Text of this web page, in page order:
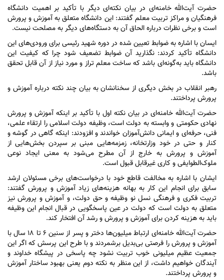
حضرت آیت‌الله خامنه‌ای در بیان نکته‌ای دیگر با تأکید بر اهمیت دانشگاه
فرهنگیان و مراکز تربیت معلم گفتند: این دانشگاه متعلق به آموزش و پرورش
است و برخی نظرات درباره الحاق آن به دستگاه‌های دیگر به مصلحت نیست.
ایسان با اشاره به ضوابط تعیین شده در دوره شهید رئیسی برای ورودی‌های این
دانشگاه تأکید کردند: نگذارید آن ضوابط تضعیف شود چرا که کیفیت این
دانشگاه باید به‌گونه‌ای باشد که ساخت معلم تراز و مورد نیاز از آن قابل تحقق
باشد.
رهبر انقلاب در بخش دیگری از سخنانشان به بیان چند نکته درباره آموزش و
پرورش پرداختند.
حضرت آیت‌الله خامنه‌ای در بیان نکته اول با تأکید بر اینکه آموزش و پرورش
نهادی حکومتی و وابسته به دولت است، وظیفه دولت اسلامی را ارتقاء علمی،
فنی، حرفه‌ای و ایمانی دانش‌آموزان خواندند و افزودند: اینکه گاهی در گوشه و
کنار و حتی در خود وزارتخانه، زمزمه‌هایی مبنی بر سپردن بخش‌هایی از
آموزش و پرورش به خارج از آن مطرح می‌شود به معنی ایجاد نوعی
ملوک‌الطوایفی و کاری غیرقابل قبول است.
ایشان با اشاره به مخالفت قاطع خود با درخواست‌های برخی مسئولان ارشد
سابق برای انجام این کار به بهانه هزینه‌های زیاد آموزش و پرورش گفتند:
تربیت فکری و فرهنگی نسل نو وظیفه و حق دولت، و آموزش و پرورش نیز
متعلق به دولت است که دولت در عین پاسخگویی در قبال انجام این وظیفه
باید به هزینه کردن برای آموزش و پرورش و رشد آن افتخار کند.
حضرت آیت‌الله خامنه‌ای ارتباط میلیون‌ها دختر و پسر از سنین ۶ تا ۱۸ سال با
آموزش و پرورش را فرصتی بی‌بدیل برشمردند و با طرح این پرسش که اگر این
جمعیت عظیم میلیونی خوب تربیت نشود چه پاسخی در پیشگاه خداوند و
آیندگان خواهیم داشت، از این منظر به نکته دوم یعنی بهبود ساختار آموزش
و پرورش پرداختند.